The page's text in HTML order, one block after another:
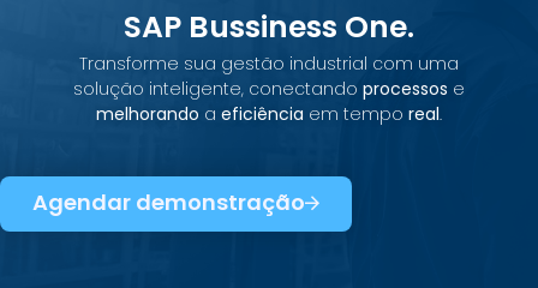
SAP Bussiness One.
Transforme sua gestão industrial com uma
solução inteligente, conectando processos e
melhorando a eficiência em tempo real.
Agendar demonstração